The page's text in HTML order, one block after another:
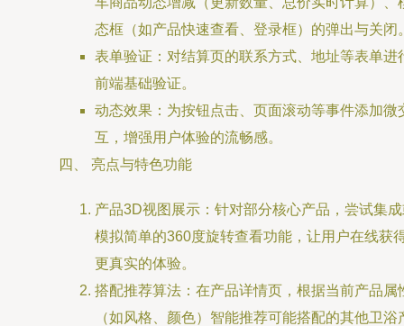
态框（如产品快速查看、登录框）的弹出与关闭
表单验证：对结算页的联系方式、地址等表单进
前端基础验证。
动态效果：为按钮点击、页面滚动等事件添加微
互，增强用户体验的流畅感。
四、 亮点与特色功能
产品3D视图展示：针对部分核心产品，尝试集
模拟简单的360度旋转查看功能，让用户在线获
更真实的体验。
搭配推荐算法：在产品详情页，根据当前产品属
（如风格、颜色）智能推荐可能搭配的其他卫浴